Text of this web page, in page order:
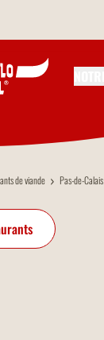
de viande Pas-de-Calais